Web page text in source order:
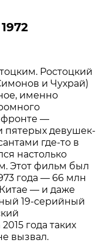
Ростоцкий
и Чухрай)
именно
фронте —
пятерых девушек-
где-то в
настолько
Этот фильм был
года — 66 млн
— и даже
19-серийный
2015 года таких
вызвал.